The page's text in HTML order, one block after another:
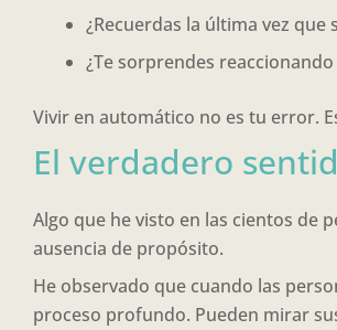
¿Recuerdas la última vez
¿Te sorprendes
Vivir en automático no es tu error.
El verdadero
Algo que he visto en las cientos de
ausencia de propósito.
He observado que cuando las
proceso profundo. Pueden mirar